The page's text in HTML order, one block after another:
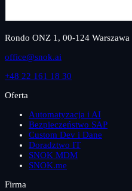
Rondo ONZ 1, 00-124 Warszawa
office@snok.ai
+48 22 161 18 30
Oferta
Automatyzacja i AI
Bezpieczeństwo SAP
Custom Dev i Dane
Doradztwo IT
SNOK MDM
SNOK.me
Firma